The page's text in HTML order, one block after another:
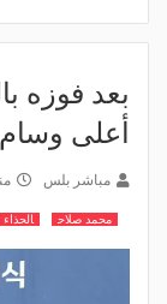
بعد فوزه
أعلى
مباشر بلس منذ
محمد صلاح الحذاء